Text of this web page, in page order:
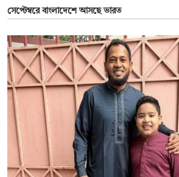
সেপ্টেম্বরে বাংলাদেশে আসছে ভারত